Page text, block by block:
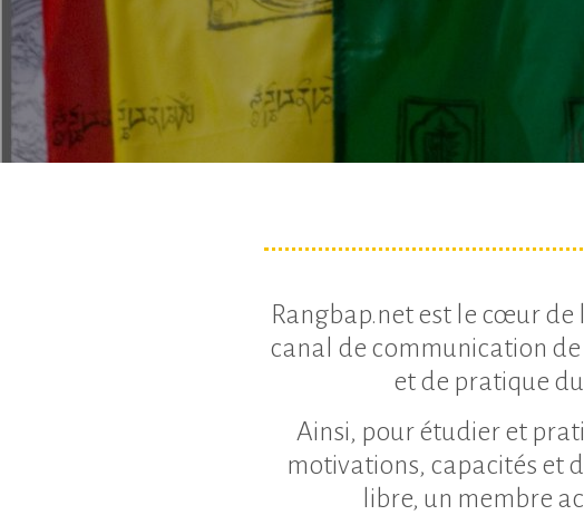
Rangbap.net est le cœur de
canal de communication de
et de pratique
Ainsi, pour étudier et
motivations, capacités et
libre, un membre